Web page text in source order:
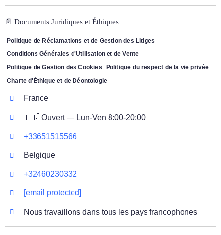
📄 Documents Juridiques et Éthiques
Politique de Réclamations et de Gestion des Litiges
Conditions Générales d'Utilisation et de Vente
Politique de Gestion des Cookies
Politique du respect de la vie privée
Charte d'Éthique et de Déontologie
France
🇫🇷 Ouvert — Lun-Ven 8:00-20:00
+33651515566
Belgique
+32460230332
[email protected]
Nous travaillons dans tous les pays francophones